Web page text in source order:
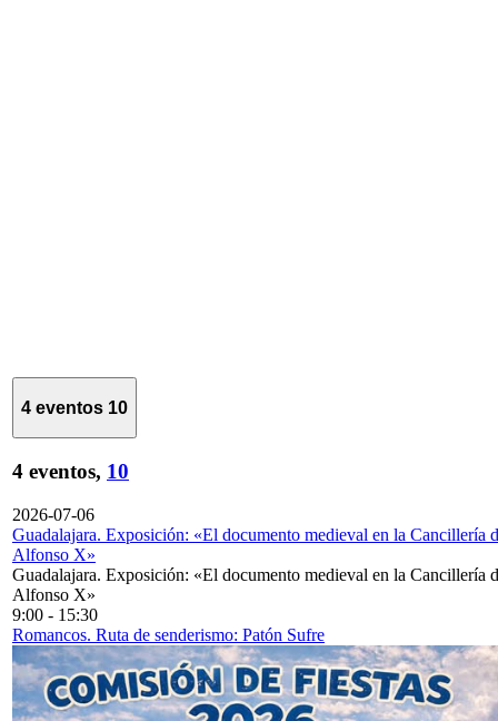
4 eventos 10
4 eventos, 10
2026-07-06
Guadalajara. Exposición: «El documento medieval en la Cancillería
Alfonso X»
Guadalajara. Exposición: «El documento medieval en la Cancillería
Alfonso X»
9:00 - 15:30
Romancos. Ruta de senderismo: Patón Sufre